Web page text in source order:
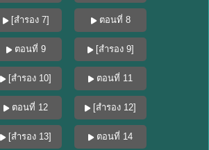
[สำรอง 7] ตอนที่ 8
ตอนที่ 9 [สำรอง 9]
[สำรอง 10] ตอนที่ 11
ตอนที่ 12 [สำรอง 12]
[สำรอง 13] ตอนที่ 14